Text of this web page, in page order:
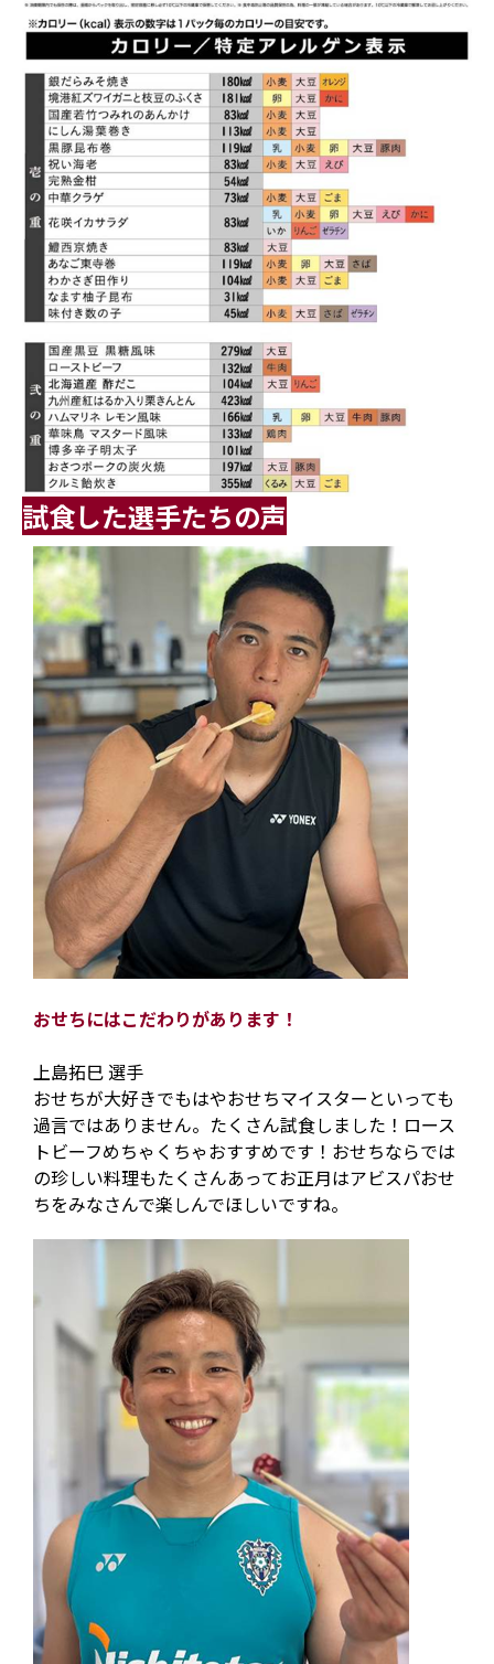
試食した選手たちの声
おせちにはこだわりがあります！
上島拓巳 選手
おせちが大好きでもはやおせちマイスターといっても
過言ではありません。たくさん試食しました！ロース
トビーフめちゃくちゃおすすめです！おせちならでは
の珍しい料理もたくさんあってお正月はアビスパおせ
ちをみなさんで楽しんでほしいですね。